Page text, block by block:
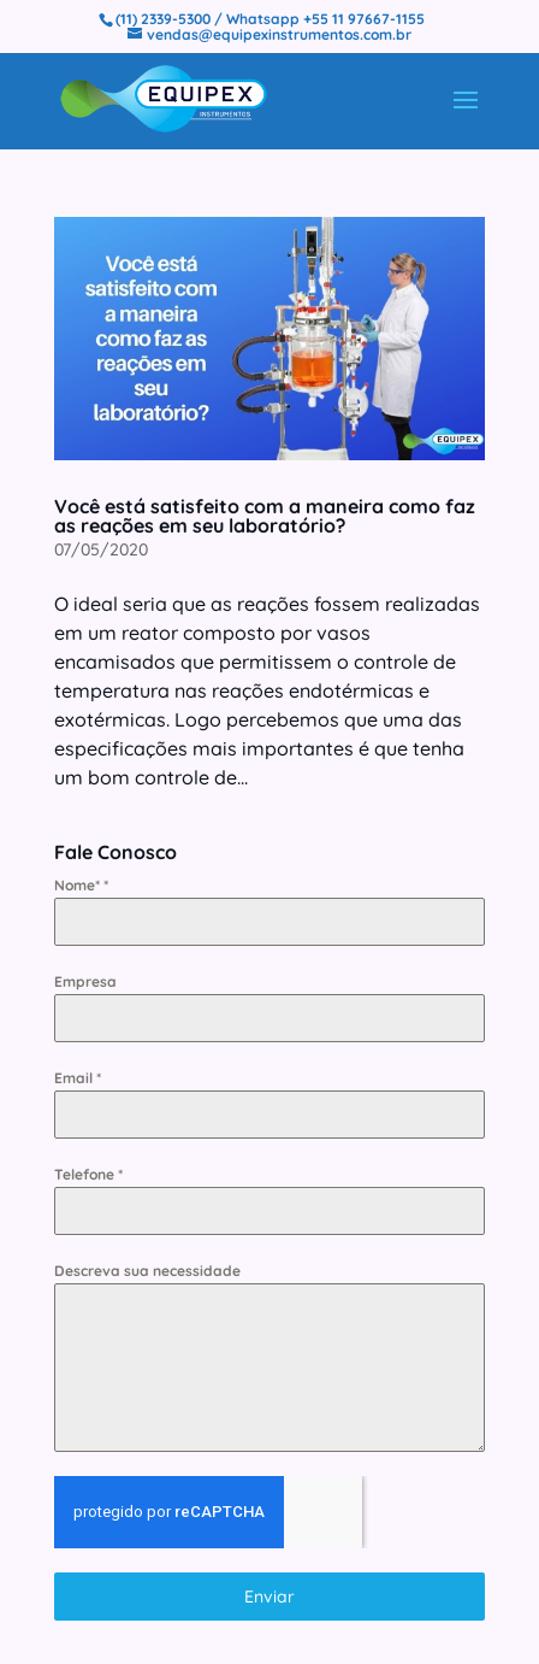
(11) 2339-5300 / Whatsapp +55 11 97667-1155
vendas@equipexinstrumentos.com.br
Você está satisfeito com a maneira como faz
as reações em seu laboratório?
07/05/2020
O ideal seria que as reações fossem realizadas
em um reator composto por vasos
encamisados que permitissem o controle de
temperatura nas reações endotérmicas e
exotérmicas. Logo percebemos que uma das
especificações mais importantes é que tenha
um bom controle de...
Fale Conosco
Nome* *
Empresa
Email *
Telefone *
Descreva sua necessidade
Enviar